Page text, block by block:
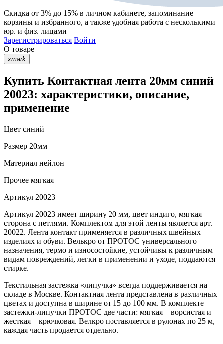
Скидка от 3% до 15% в личном кабинете, запоминание
корзины и избранного, а также удобная работа с несколькими
юр. и физ. лицами
Зарегистрироваться Войти
О товаре
xmark
Купить Контактная лента 20мм синий
20023: характеристики, описание,
применение
Цвет синий
Размер 20мм
Материал нейлон
Прочее мягкая
Артикул 20023
Артикул 20023 имеет ширину 20 мм, цвет индиго, мягкая
сторона с петлями. Комплектом для этой ленты является арт.
20022. Лента контакт применяется в различных швейных
изделиях и обуви. Велькро от ПРОТОС универсального
назначения, термо и износостойкие, устойчивы к различным
видам повреждений, легки в применении и уходе, поддаются
стирке.
Текстильная застежка «липучка» всегда поддерживается на
складе в Москве. Контактная лента представлена в различных
цветах и доступна в ширине от 15 до 100 мм. В комплекте
застежки-липучки ПРОТОС две части: мягкая – ворсистая и
жесткая – крючковая. Велкро поставляется в рулонах по 25 м,
каждая часть продается отдельно.